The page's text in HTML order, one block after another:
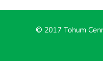
© 2017 Tohum